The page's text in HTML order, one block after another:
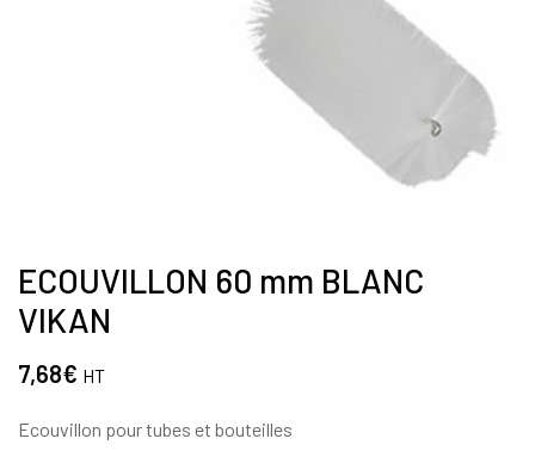
ECOUVILLON 60 mm BLANC
VIKAN
7,68€ HT
Ecouvillon pour tubes et bouteilles